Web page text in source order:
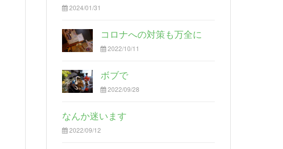
2024/01/31
コロナへの対策も万全に
2022/10/11
ボブで
2022/09/28
なんか迷います
2022/09/12